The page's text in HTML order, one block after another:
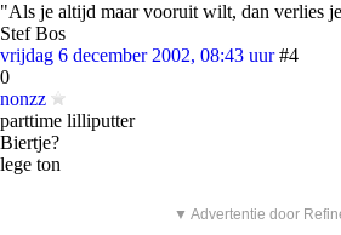
"Als je altijd maar vooruit wilt, dan verlies
Stef Bos
vrijdag 6 december 2002, 08:43 uur #4
0
nonzz
parttime lilliputter
Biertje?
lege ton
▼ Advertentie door